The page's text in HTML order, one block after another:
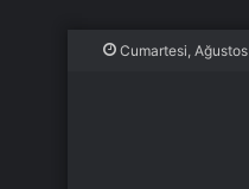
Cumartesi,